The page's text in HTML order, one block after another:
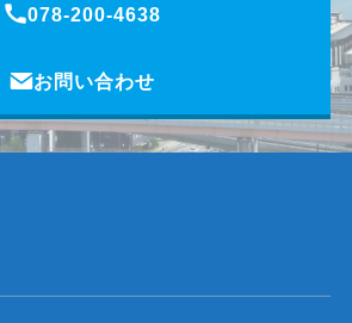
078-200-4638
お問い合わせ